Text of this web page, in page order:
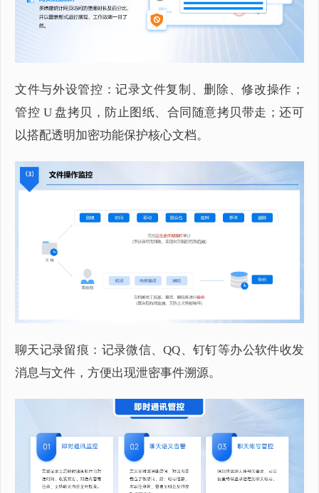
文件与外设管控：记录文件复制、删除、修改操作；
管控 U 盘拷贝，防止图纸、合同随意拷贝带走；还可
以搭配透明加密功能保护核心文档。
聊天记录留痕：记录微信、QQ、钉钉等办公软件收发
消息与文件，方便出现泄密事件溯源。